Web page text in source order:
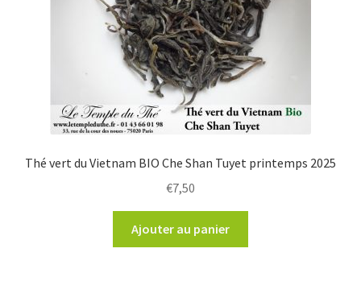
Thé vert du Vietnam BIO Che Shan Tuyet printemps 2025
€7,50
Ajouter au panier